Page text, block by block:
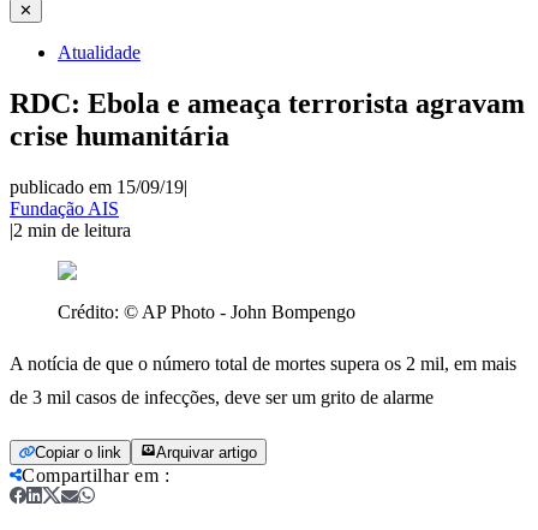
✕
Atualidade
RDC: Ebola e ameaça terrorista agravam
crise humanitária
publicado em 15/09/19|
Fundação AIS
|2 min de leitura
Crédito: © AP Photo - John Bompengo
A notícia de que o número total de mortes supera os 2 mil, em mais
de 3 mil casos de infecções, deve ser um grito de alarme
Copiar o link Arquivar artigo
Compartilhar em :